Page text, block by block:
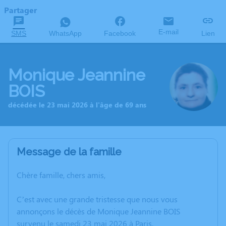
Partager
SMS WhatsApp Facebook E-mail Lien
Monique Jeannine
BOIS
décédée le 23 mai 2026 à l'âge de 69 ans
Message de la famille
Chère famille, chers amis,
C’est avec une grande tristesse que nous vous
annonçons le décès de Monique Jeannine BOIS
survenu le samedi 23 mai 2026 à Paris.